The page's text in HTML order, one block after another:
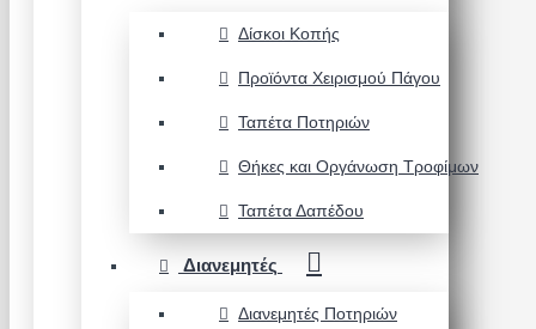
Δίσκοι Κοπής
Προϊόντα Χειρισμού Πάγου
Ταπέτα Ποτηριών
Θήκες και Οργάνωση Τροφίμων
Ταπέτα Δαπέδου
Διανεμητές
Διανεμητές Ποτηριών